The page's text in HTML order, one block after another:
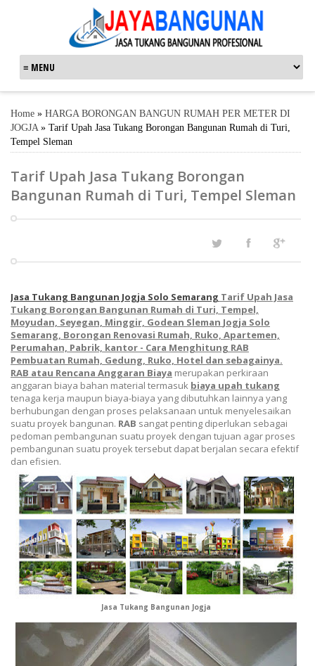
Home » HARGA BORONGAN BANGUN RUMAH PER METER DI
JOGJA » Tarif Upah Jasa Tukang Borongan Bangunan Rumah di Turi,
Tempel Sleman
Tarif Upah Jasa Tukang Borongan
Bangunan Rumah di Turi, Tempel Sleman
Jasa Tukang Bangunan Jogja Solo Semarang Tarif Upah Jasa
Tukang Borongan Bangunan Rumah di Turi, Tempel,
Moyudan, Seyegan, Minggir, Godean Sleman Jogja Solo
Semarang, Borongan Renovasi Rumah, Ruko, Apartemen,
Perumahan, Pabrik, kantor - Cara Menghitung RAB
Pembuatan Rumah, Gedung, Ruko, Hotel dan sebagainya.
RAB atau Rencana Anggaran Biaya merupakan perkiraan
anggaran biaya bahan material termasuk biaya upah tukang
tenaga kerja maupun biaya-biaya yang dibutuhkan lainnya yang
berhubungan dengan proses pelaksanaan untuk menyelesaikan
suatu proyek bangunan. RAB sangat penting diperlukan sebagai
pedoman pembangunan suatu proyek dengan tujuan agar proses
pembangunan suatu proyek tersebut dapat berjalan secara efektif
dan efisien.
Jasa Tukang Bangunan Jogja